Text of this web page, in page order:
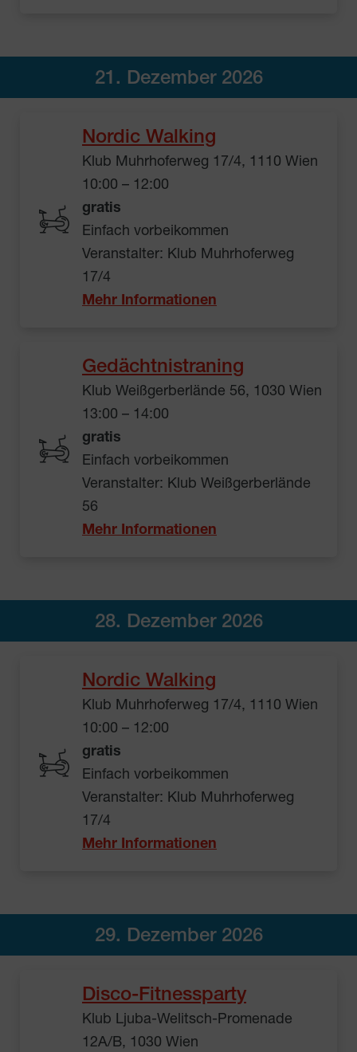
21. Dezember 2026
Nordic Walking
Klub Muhrhoferweg 17/4, 1110 Wien
10:00 – 12:00
gratis
Einfach vorbeikommen
Veranstalter: Klub Muhrhoferweg
17/4
Mehr Informationen
Gedächtnistraning
Klub Weißgerberlände 56, 1030 Wien
13:00 – 14:00
gratis
Einfach vorbeikommen
Veranstalter: Klub Weißgerberlände
56
Mehr Informationen
28. Dezember 2026
Nordic Walking
Klub Muhrhoferweg 17/4, 1110 Wien
10:00 – 12:00
gratis
Einfach vorbeikommen
Veranstalter: Klub Muhrhoferweg
17/4
Mehr Informationen
29. Dezember 2026
Disco-Fitnessparty
Klub Ljuba-Welitsch-Promenade
12A/B, 1030 Wien